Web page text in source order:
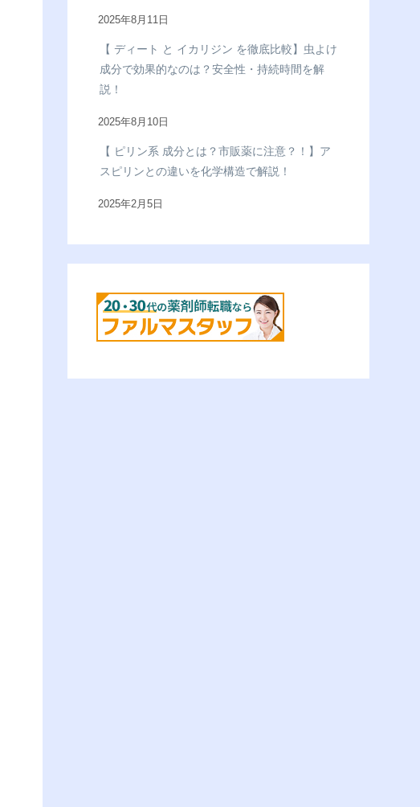
2025年8月11日
【 ディート と イカリジン を徹底比較】虫よけ
成分で効果的なのは？安全性・持続時間を解
説！
2025年8月10日
【 ピリン系 成分とは？市販薬に注意？！】ア
スピリンとの違いを化学構造で解説！
2025年2月5日